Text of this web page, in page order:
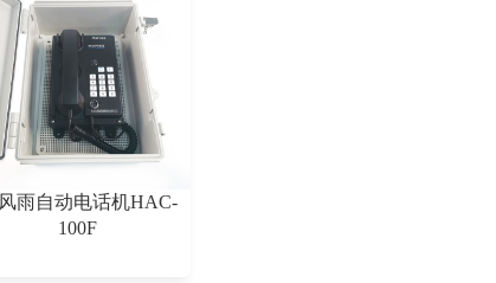
雨自动电话机HAC-
100F